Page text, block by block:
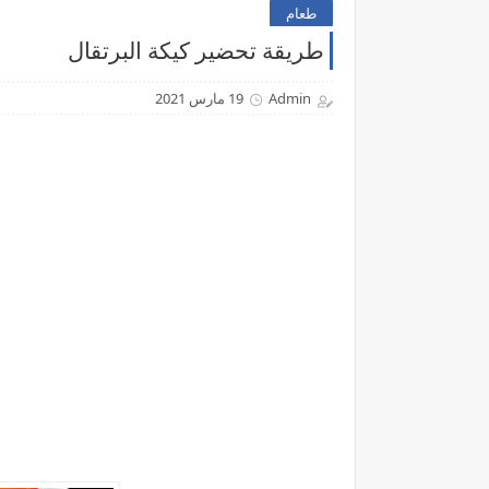
طعام
طريقة تحضير كيكة البرتقال
Admin 19 مارس 2021